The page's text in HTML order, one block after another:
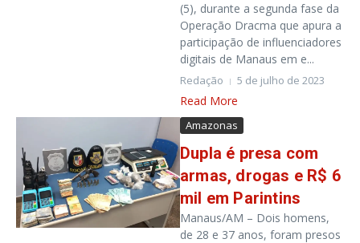
(5), durante a segunda fase da
Operação Dracma que apura a
participação de influenciadores
digitais de Manaus em e...
Redação 5 de julho de 2023
Read More
Amazonas
Dupla é presa com
armas, drogas e R$ 6
mil em Parintins
Manaus/AM – Dois homens,
de 28 e 37 anos, foram presos